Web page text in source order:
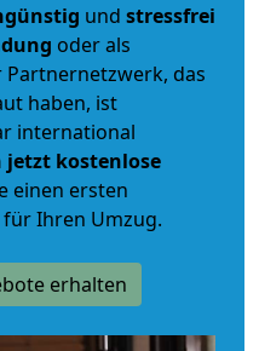
und stressfrei
oder als
Partnernetzwerk, das
haben, ist
international
jetzt kostenlose
einen ersten
Ihren Umzug.
erhalten